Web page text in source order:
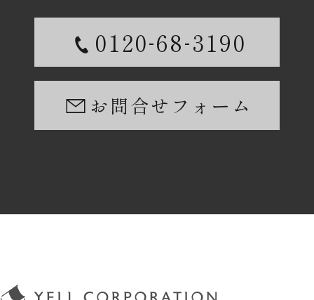
0120-68-3190
お問合せフォーム